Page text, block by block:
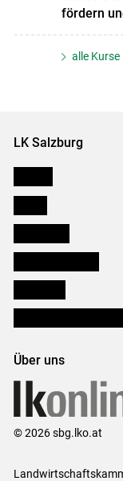
fördern
alle
LK Salzburg
Über uns
© 2026 sbg.lko.at